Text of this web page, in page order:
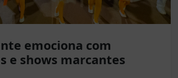
emociona com
e shows marcantes